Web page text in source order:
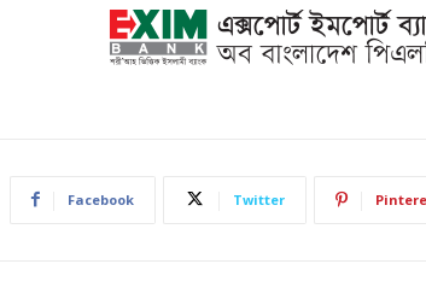
Facebook Twitter